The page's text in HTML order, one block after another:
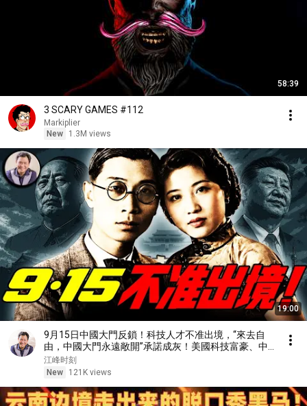
58:39
3 SCARY GAMES #112
Markiplier
New
1.3M views
19:00
9月15日中國大門反鎖！科技人才不准出境，“來去自
由，中國大門永遠敞開”承諾成灰！美國科技富豪、中
國石油科技之父蕭光琰悲劇重演？【歷史上的今天
20260805第414期】
江峰时刻
New
121K views